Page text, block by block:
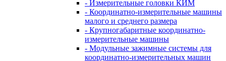
- Измерительные головки КИМ
- Координатно-измерительные машины
малого и среднего размера
- Крупногабаритные координатно-
измерительные машины
- Модульные зажимные системы для
координатно-измерительных машин